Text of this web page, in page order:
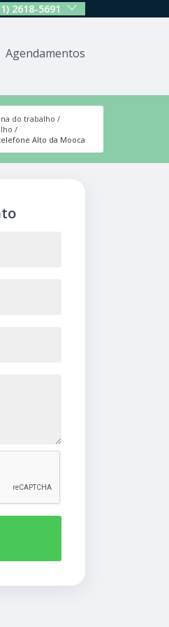
2618-5691
Agendamentos
do trabalho
Alto da Mooca